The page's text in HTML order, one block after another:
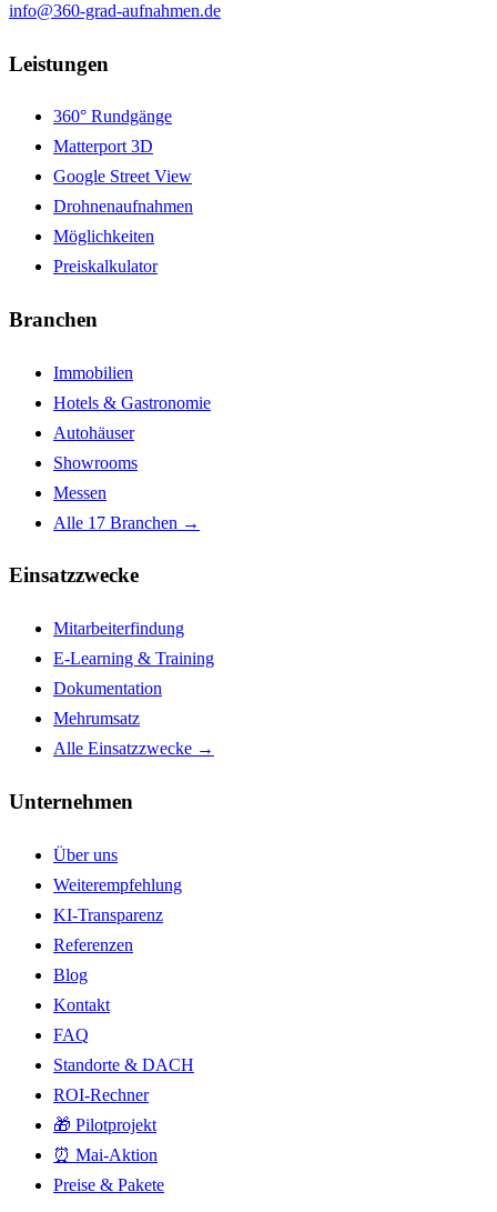
info@360-grad-aufnahmen.de
Leistungen
360° Rundgänge
Matterport 3D
Google Street View
Drohnenaufnahmen
Möglichkeiten
Preiskalkulator
Branchen
Immobilien
Hotels & Gastronomie
Autohäuser
Showrooms
Messen
Alle 17 Branchen →
Einsatzzwecke
Mitarbeiterfindung
E-Learning & Training
Dokumentation
Mehrumsatz
Alle Einsatzzwecke →
Unternehmen
Über uns
Weiterempfehlung
KI-Transparenz
Referenzen
Blog
Kontakt
FAQ
Standorte & DACH
ROI-Rechner
🎁 Pilotprojekt
⏰ Mai-Aktion
Preise & Pakete